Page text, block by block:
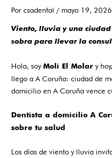
Porcsadental / mayo 19, 2026
Viento, lluvia y una
sobra para llevar la
Hola, soyMoli El Molar y
llego a A Coruña: ciudad de
domicilio en A Coruña vence
Dentista a domicilio A
sobre tu salud
Los días de viento y lluvia